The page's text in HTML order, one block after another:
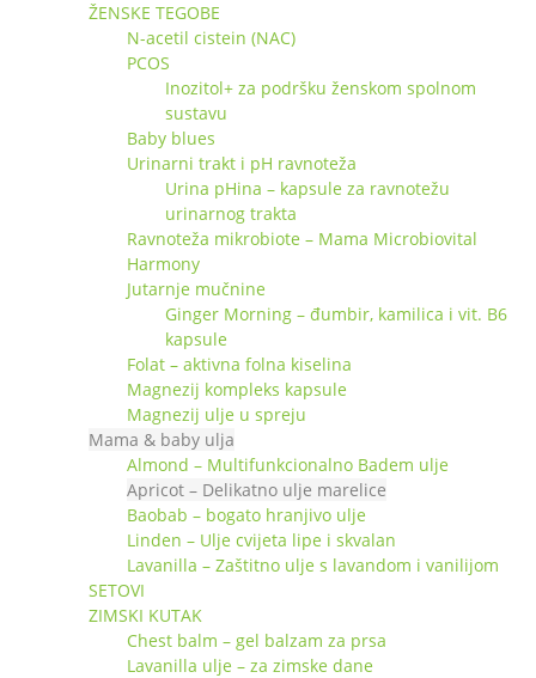
ŽENSKE TEGOBE
N-acetil cistein (NAC)
PCOS
Inozitol+ za podršku ženskom spolnom
sustavu
Baby blues
Urinarni trakt i pH ravnoteža
Urina pHina – kapsule za ravnotežu
urinarnog trakta
Ravnoteža mikrobiote – Mama Microbiovital
Harmony
Jutarnje mučnine
Ginger Morning – đumbir, kamilica i vit. B6
kapsule
Folat – aktivna folna kiselina
Magnezij kompleks kapsule
Magnezij ulje u spreju
Mama & baby ulja
Almond – Multifunkcionalno Badem ulje
Apricot – Delikatno ulje marelice
Baobab – bogato hranjivo ulje
Linden – Ulje cvijeta lipe i skvalan
Lavanilla – Zaštitno ulje s lavandom i vanilijom
SETOVI
ZIMSKI KUTAK
Chest balm – gel balzam za prsa
Lavanilla ulje – za zimske dane